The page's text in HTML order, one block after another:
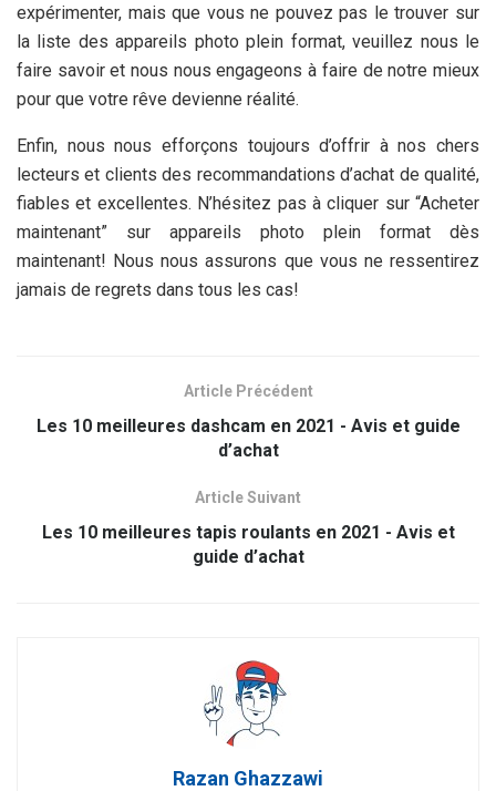
expérimenter, mais que vous ne pouvez pas le trouver sur
la liste des appareils photo plein format, veuillez nous le
faire savoir et nous nous engageons à faire de notre mieux
pour que votre rêve devienne réalité.
Enfin, nous nous efforçons toujours d’offrir à nos chers
lecteurs et clients des recommandations d’achat de qualité,
fiables et excellentes. N’hésitez pas à cliquer sur “Acheter
maintenant” sur appareils photo plein format dès
maintenant! Nous nous assurons que vous ne ressentirez
jamais de regrets dans tous les cas!
Article Précédent
Les 10 meilleures dashcam en 2021 - Avis et guide
d’achat
Article Suivant
Les 10 meilleures tapis roulants en 2021 - Avis et
guide d’achat
Razan Ghazzawi